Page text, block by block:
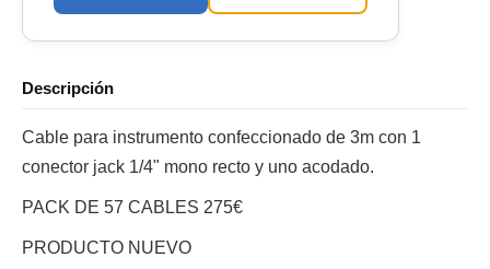
Descripción
Cable para instrumento confeccionado de 3m con 1
conector jack 1/4" mono recto y uno acodado.
PACK DE 57 CABLES 275€
PRODUCTO NUEVO